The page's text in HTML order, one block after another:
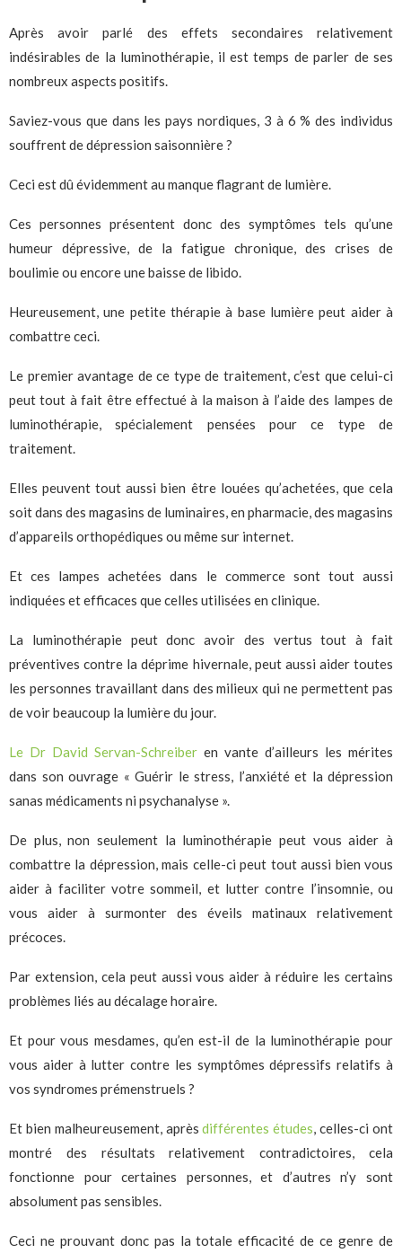
Après avoir parlé des effets secondaires relativement
indésirables de la luminothérapie, il est temps de parler de ses
nombreux aspects positifs.
Saviez-vous que dans les pays nordiques, 3 à 6 % des individus
souffrent de dépression saisonnière ?
Ceci est dû évidemment au manque flagrant de lumière.
Ces personnes présentent donc des symptômes tels qu’une
humeur dépressive, de la fatigue chronique, des crises de
boulimie ou encore une baisse de libido.
Heureusement, une petite thérapie à base lumière peut aider à
combattre ceci.
Le premier avantage de ce type de traitement, c’est que celui-ci
peut tout à fait être effectué à la maison à l’aide des lampes de
luminothérapie, spécialement pensées pour ce type de
traitement.
Elles peuvent tout aussi bien être louées qu’achetées, que cela
soit dans des magasins de luminaires, en pharmacie, des magasins
d’appareils orthopédiques ou même sur internet.
Et ces lampes achetées dans le commerce sont tout aussi
indiquées et efficaces que celles utilisées en clinique.
La luminothérapie peut donc avoir des vertus tout à fait
préventives contre la déprime hivernale, peut aussi aider toutes
les personnes travaillant dans des milieux qui ne permettent pas
de voir beaucoup la lumière du jour.
Le Dr David Servan-Schreiber en vante d’ailleurs les mérites
dans son ouvrage « Guérir le stress, l’anxiété et la dépression
sanas médicaments ni psychanalyse ».
De plus, non seulement la luminothérapie peut vous aider à
combattre la dépression, mais celle-ci peut tout aussi bien vous
aider à faciliter votre sommeil, et lutter contre l’insomnie, ou
vous aider à surmonter des éveils matinaux relativement
précoces.
Par extension, cela peut aussi vous aider à réduire les certains
problèmes liés au décalage horaire.
Et pour vous mesdames, qu’en est-il de la luminothérapie pour
vous aider à lutter contre les symptômes dépressifs relatifs à
vos syndromes prémenstruels ?
Et bien malheureusement, aprèsdifférentes études , celles-ci ont
montré des résultats relativement contradictoires, cela
fonctionne pour certaines personnes, et d’autres n’y sont
absolument pas sensibles.
Ceci ne prouvant donc pas la totale efficacité de ce genre de